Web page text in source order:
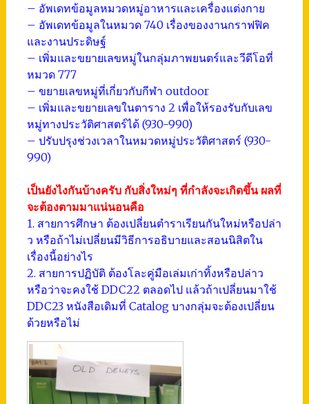
– อัพเดทข้อมูลหมวดหมู่อาหารและเครื่องแต่งกาย
– อัพเดทข้อมูลในหมวด 740 เรื่องของงานกราฟฟิค
และงานประดิษฐ์
– เพิ่มและขยายเลขหมู่ในกลุ่มภาพยนตร์และวีดีโอที่
หมวด 777
– ขยายเลขหมู่ที่เกี่ยวกับกีฬา outdoor
– เพิ่มและขยายเลขในตาราง 2 เพื่อให้รองรับกับเลข
หมู่ทางประวัติศาสตร์ได้ (930-990)
– ปรับปรุงช่วงเวลาในหมวดหมู่ประวัติศาสตร์ (930-
990)
เป็นยังไงกันบ้างครับ กับสิ่งใหม่ๆ ที่กำลังจะเกิดขึ้น ผลที่
จะต้องตามมาแน่นอนคือ
1. สายการศึกษา ต้องเปลี่ยนตำราเรียนกันใหม่หรือปล่า
ว หรือถ้าไม่เปลี่ยนมีวิธีการอธิบายและสอนนิสิตใน
เรื่องนี้อย่างไร
2. สายการปฏิบัติ ต้องโละคู่มือเล่มเก่าทิ้งหรือปล่าว
หรือว่าจะคงใช้ DDC22 ตลอดไป แล้วถ้าเปลี่ยนมาใช้
DDC23 หนังสือเดิมที่ Catalog บางกลุ่มจะต้องเปลี่ยน
ด้วยหรือไม่